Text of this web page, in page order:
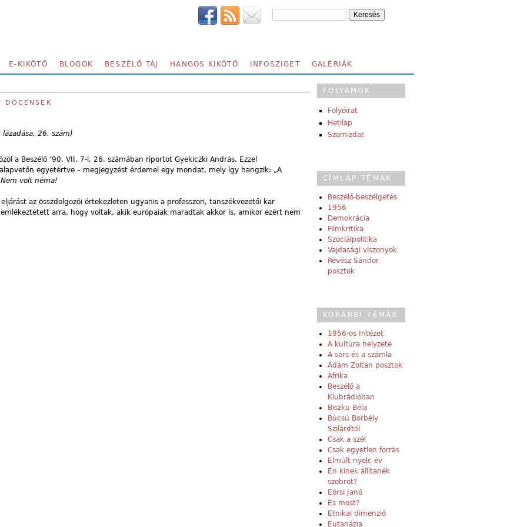
E-KIKÖTŐ BLOGOK BESZÉLŐ TÁJ HANGOS KIKÖTŐ INFOSZIGET GALÉRIÁK
DOCENSEK
lázadása, 26. szám)
a Beszélő ’90. VII. 7-i, 26. számában riportot Gyekiczki András. Ezzel
egyetértve – megjegyzést érdemel egy mondat, mely így hangzik: „A
Nem volt néma!
az összdolgozói értekezleten ugyanis a professzori, tanszékvezetői kar
arra, hogy voltak, akik európaiak maradtak akkor is, amikor ezért nem
FOLYAMOK
Folyóirat
Hetilap
Szamizdat
CÍMLAP TÉMÁK
Beszélő-beszélgetés
1956
Demokrácia
Filmkritika
Szociálpolitika
Vajdasági viszonyok
Révész Sándor
posztok
KORÁBBI TÉMÁK
1956-os Intézet
A kultúra helyzete
A sors és a számla
Ádám Zoltán posztok
Afrika
Beszélő a
Klubrádióban
Biszku Béla
Búcsú Borbély
Szilárdtól
Csak a szél
Csak egyetlen forrás
Elmúlt nyolc év
Én kinek állítanék
szobrot?
Eörsi Janó
És most?
Etnikai dimenzió
Eutanázia